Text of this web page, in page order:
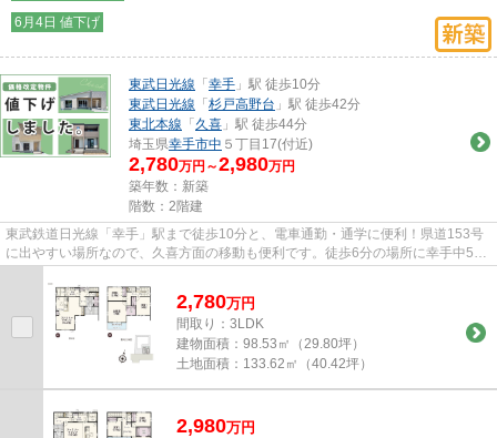
6月4日 値下げ
東武日光線 「幸手 」駅 徒歩10分
東武日光線 「杉戸高野台 」駅 徒歩42分
東北本線 「久喜 」駅 徒歩44分
埼玉県幸手市中 ５丁目17(付近)
2,780万円～2,980万円
築年数：新築
階数：2階建
東武鉄道日光線「幸手」駅まで徒歩10分と、電車通勤・通学に便利！県道153号
に出やすい場所なので、久喜方面の移動も便利です。徒歩6分の場所に幸手中5丁
目公園があり、お子様と一緒に...
2,780万円
間取り：3LDK
建物面積： 98.53㎡（29.80坪）
土地面積： 133.62㎡（40.42坪）
2,980万円